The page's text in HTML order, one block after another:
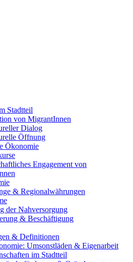
Stadtteil
von MigrantInnen
Dialog
Öffnung
Ökonomie
Engagement von
& Regionalwährungen
der Nahversorgung
& Beschäftigung
& Definitionen
Umsonstläden & Eigenarbeit
im Stadtteil